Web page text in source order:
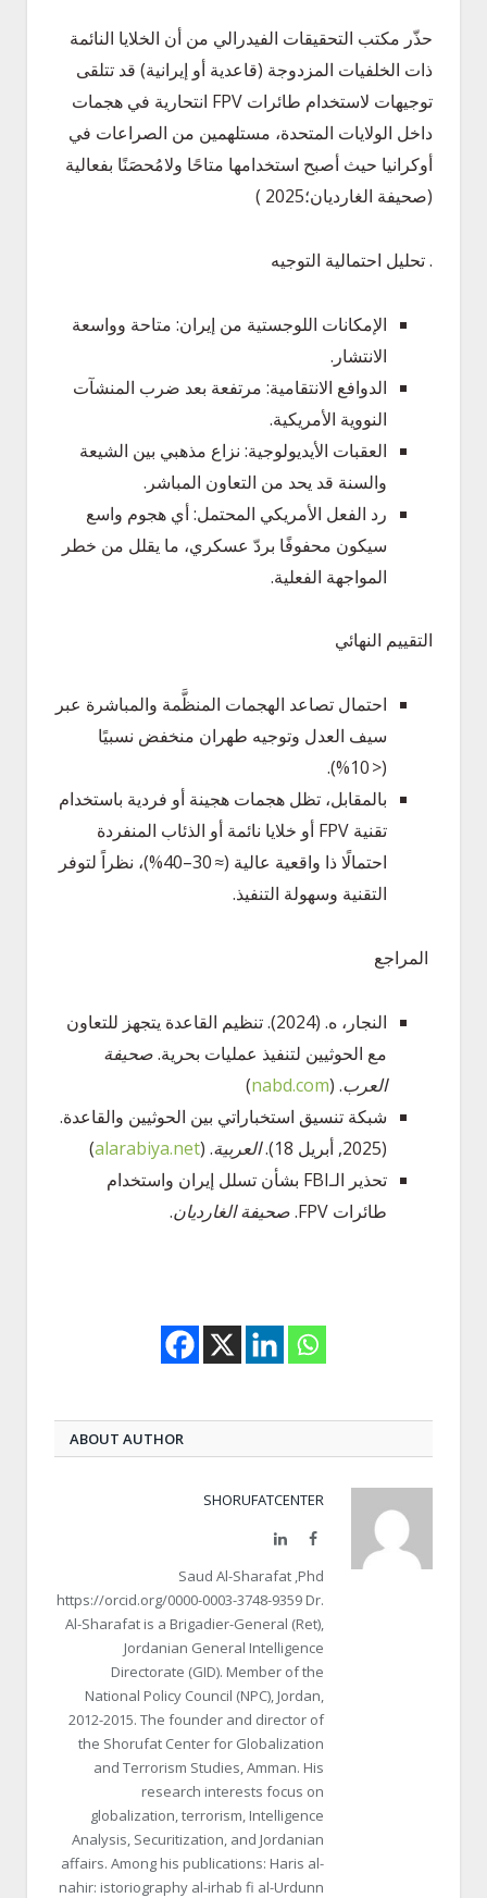
حذّر مكتب التحقيقات الفيدرالي من أن الخلايا النائمة
ذات الخلفيات المزدوجة (قاعدية أو إيرانية) قد تتلقى
توجيهات لاستخدام طائرات FPV انتحارية في هجمات
داخل الولايات المتحدة، مستلهمين من الصراعات في
أوكرانيا حيث أصبح استخدامها متاحًا ولامُحصَنًا بفعالية
(صحيفة الغارديان؛2025 )
. تحليل احتمالية التوجيه
الإمكانات اللوجستية من إيران: متاحة وواسعة
الانتشار.
الدوافع الانتقامية: مرتفعة بعد ضرب المنشآت
النووية الأمريكية.
العقبات الأيديولوجية: نزاع مذهبي بين الشيعة
والسنة قد يحد من التعاون المباشر.
رد الفعل الأمريكي المحتمل: أي هجوم واسع
سيكون محفوفًا بردّ عسكري، ما يقلل من خطر
المواجهة الفعلية.
التقييم النهائي
احتمال تصاعد الهجمات المنظَّمة والمباشرة عبر
سيف العدل وتوجيه طهران منخفض نسبيًا
(< 10%).
بالمقابل، تظل هجمات هجينة أو فردية باستخدام
تقنية FPV أو خلايا نائمة أو الذئاب المنفردة
احتمالًا ذا واقعية عالية (≈ 30–40%)، نظراً لتوفر
التقنية وسهولة التنفيذ.
المراجع
النجار، ه. (2024). تنظيم القاعدة يتجهز للتعاون
مع الحوثيين لتنفيذ عمليات بحرية.صحيفة
العرب. (
nabd.com
)
شبكة تنسيق استخباراتي بين الحوثيين والقاعدة.
(2025, أبريل 18).
العربية. (
alarabiya.net
)
تحذير الـFBI بشأن تسلل إيران واستخدام
طائرات FPV.
صحيفة الغارديان.
ABOUT AUTHOR
SHORUFATCENTER
Facebook
LinkedIn
Saud Al-Sharafat ,Phd
https://orcid.org/0000-0003-3748-9359 Dr.
Al-Sharafat is a Brigadier-General (Ret),
Jordanian General Intelligence
Directorate (GID). Member of the
National Policy Council (NPC), Jordan,
2012-2015. The founder and director of
the Shorufat Center for Globalization
and Terrorism Studies, Amman. His
research interests focus on
globalization, terrorism, Intelligence
Analysis, Securitization, and Jordanian
affairs. Among his publications: Haris al-
nahir: istoriography al-irhab fi al-Urdunn